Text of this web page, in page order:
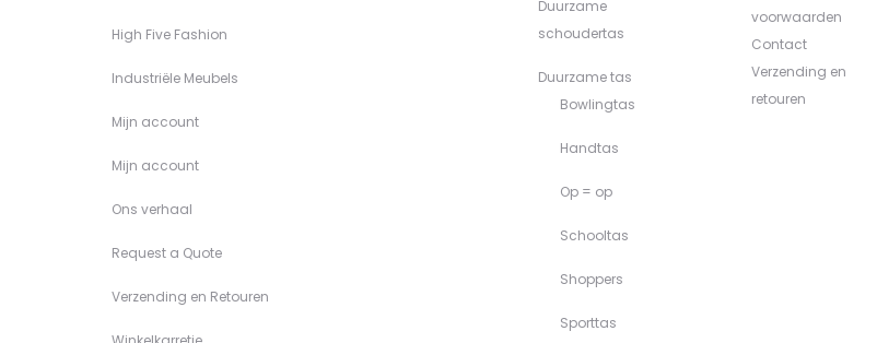
High Five Fashion
Industriële Meubels
Mijn account
Mijn account
Ons verhaal
Request a Quote
Verzending en Retouren
Duurzame
schoudertas
Duurzame tas
Bowlingtas
Handtas
Op = op
Schooltas
Shoppers
Sporttas
voorwaarden
Contact
Verzending en
retouren